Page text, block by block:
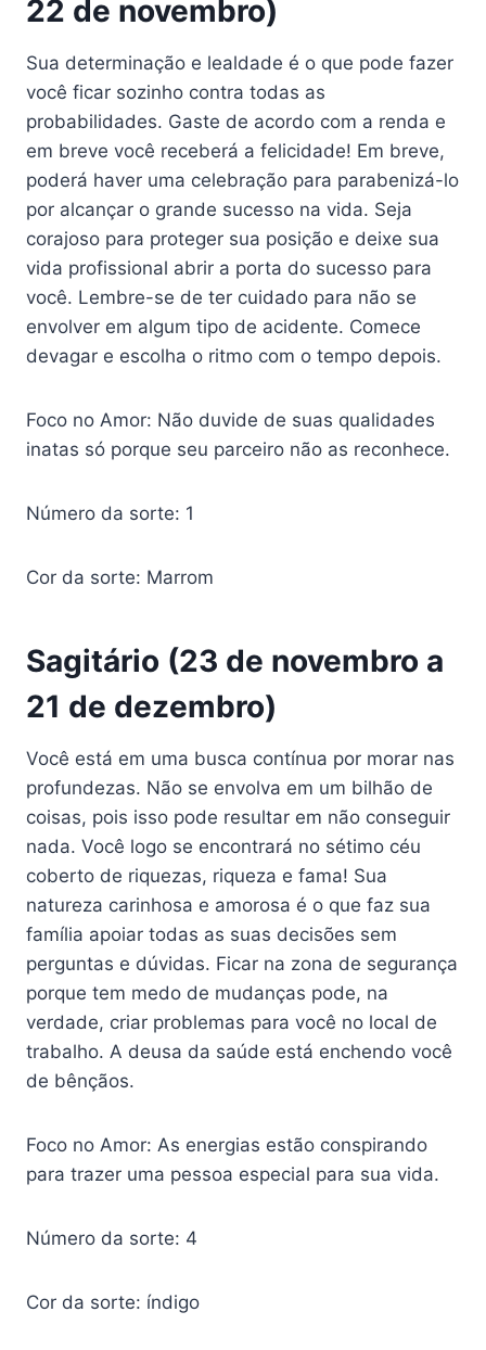
22 de novembro)
Sua determinação e lealdade é o que pode fazer
você ficar sozinho contra todas as
probabilidades. Gaste de acordo com a renda e
em breve você receberá a felicidade! Em breve,
poderá haver uma celebração para parabenizá-lo
por alcançar o grande sucesso na vida. Seja
corajoso para proteger sua posição e deixe sua
vida profissional abrir a porta do sucesso para
você. Lembre-se de ter cuidado para não se
envolver em algum tipo de acidente. Comece
devagar e escolha o ritmo com o tempo depois.
Foco no Amor: Não duvide de suas qualidades
inatas só porque seu parceiro não as reconhece.
Número da sorte: 1
Cor da sorte: Marrom
Sagitário (23 de novembro a
21 de dezembro)
Você está em uma busca contínua por morar nas
profundezas. Não se envolva em um bilhão de
coisas, pois isso pode resultar em não conseguir
nada. Você logo se encontrará no sétimo céu
coberto de riquezas, riqueza e fama! Sua
natureza carinhosa e amorosa é o que faz sua
família apoiar todas as suas decisões sem
perguntas e dúvidas. Ficar na zona de segurança
porque tem medo de mudanças pode, na
verdade, criar problemas para você no local de
trabalho. A deusa da saúde está enchendo você
de bênçãos.
Foco no Amor: As energias estão conspirando
para trazer uma pessoa especial para sua vida.
Número da sorte: 4
Cor da sorte: índigo